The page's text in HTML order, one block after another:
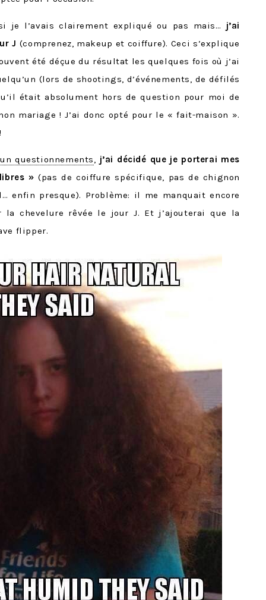
je l’avais clairement expliqué ou pas mais… j’ai
J (comprenez, makeup et coiffure). Ceci s’explique
été déçue du résultat les quelques fois où j’ai
(lors de shootings, d’événements, de défilés
était absolument hors de question pour moi de
mariage ! J’ai donc opté pour le « fait-maison ».
questionnements, j’ai décidé que je porterai mes
» (pas de coiffure spécifique, pas de chignon
enfin presque). Problème: il me manquait encore
la chevelure rêvée le jour J. Et j’ajouterai que la
flipper.